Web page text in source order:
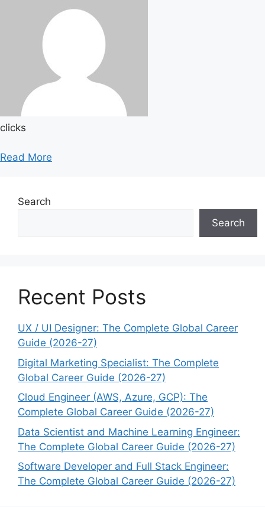
clicks
Read More
Search
Search
Recent Posts
UX / UI Designer: The Complete Global Career
Guide (2026-27)
Digital Marketing Specialist: The Complete
Global Career Guide (2026-27)
Cloud Engineer (AWS, Azure, GCP): The
Complete Global Career Guide (2026-27)
Data Scientist and Machine Learning Engineer:
The Complete Global Career Guide (2026-27)
Software Developer and Full Stack Engineer:
The Complete Global Career Guide (2026-27)